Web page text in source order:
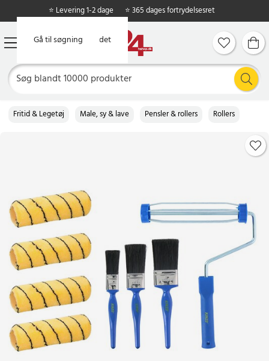
Gå til hovedindholdet
Gå til søgning
⭐ Levering 1-2 dage ⭐ 365 dages fortrydelsesret
Fritid & Legetøj Male, sy & lave Pensler & rollers Rollers